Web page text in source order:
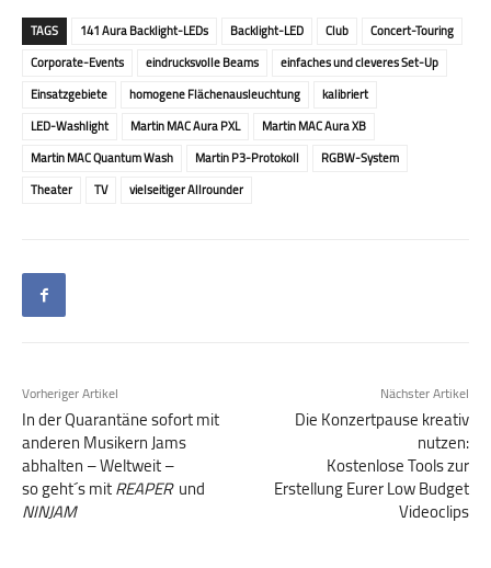
TAGS 141 Aura Backlight-LEDs Backlight-LED Club
Concert-Touring
Corporate-Events
eindrucksvolle Beams
einfaches und cleveres Set-Up
Einsatzgebiete
homogene Flächenausleuchtung
kalibriert
LED-Washlight
Martin MAC Aura PXL
Martin MAC Aura XB
Martin MAC Quantum Wash
Martin P3-Protokoll
RGBW-System
Theater
TV vielseitiger Allrounder
Vorheriger Artikel
In der Quarantäne sofort mit
anderen Musikern Jams
abhalten – Weltweit –
so geht´s mitREAPERund
NINJAM
Nächster Artikel
Die Konzertpause kreativ
nutzen:
Kostenlose Tools zur
Erstellung Eurer Low Budget
Videoclips